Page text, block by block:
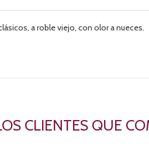
a roble viejo, con olor a nueces.
CLIENTES QUE